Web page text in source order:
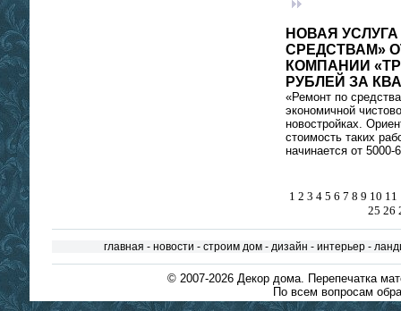
НОВАЯ
СРЕДСТВАМ»
КОМПАНИИ
РУБЛЕЙ ЗА
«Ремонт по
экономичной
новостройках.
стоимость таких
начинается от
1 2 3 4 5 6 7 8 9 10 11
25 26
главная - новости - строим дом- дизайн - интерьер-
© 2007-2026 Декор дома. Перепечатка
По всем вопросам